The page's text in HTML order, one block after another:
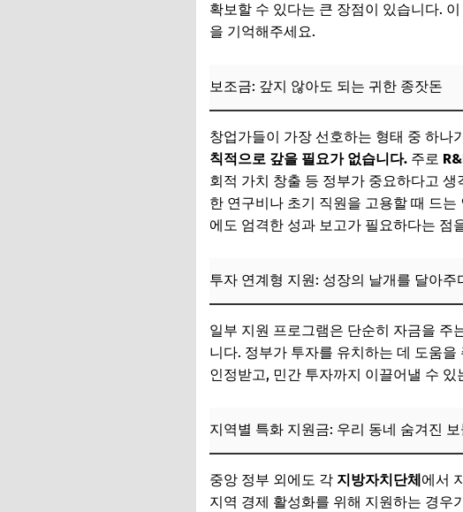
2. 초기창업패키지: 이제 막 시
4. 신용보증기금/기술보증기금
추가할인 코드 WRVE6
지원금 신청 자격 및 준비물
1. 기본 신청 자격 요건 확인 (
3. 사업계획서 작성 핵심 가이
📌 지금 뜨는 꿀정보! 놓치지
추가할인 코드 WRVE6
정책 자금: 든든한 버팀목, 융자
투자 연계형 지원: 성장의 날
확보할 수 있다는 큰 장점이 있습니다.
을 기억해주세요.
보조금: 갚지 않아도 되는 귀한 종잣돈
창업가들이 가장 선호하는 형태 중 하나
칙적으로 갚을 필요가 없습니다. 주로
회적 가치 창출 등 정부가 중요하다고
한 연구비나 초기 직원을 고용할 때 드
에도 엄격한 성과 보고가 필요하다는 점
투자 연계형 지원: 성장의 날개를 달아주
일부 지원 프로그램은 단순히 자금을 주
니다. 정부가 투자를 유치하는 데 도움
인정받고, 민간 투자까지 이끌어낼 수
지역별 특화 지원금: 우리 동네 숨겨진 보
중앙 정부 외에도 각 지방자치단체 에서
지역 경제 활성화를 위해 지원하는 경우